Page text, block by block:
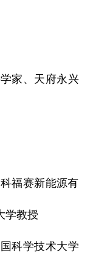
家、天府永兴
福赛新能源有
学教授
科学技术大学